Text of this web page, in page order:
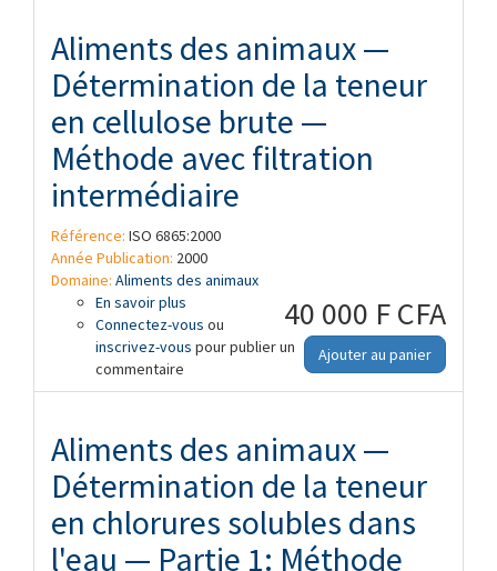
Aliments des animaux —
Détermination de la teneur
en cellulose brute —
Méthode avec filtration
intermédiaire
Référence: ISO 6865:2000
Année Publication: 2000
Domaine: Aliments des animaux
40 000 F CFA
Ajouter au panier
En savoir plus à propos de Aliments des animaux —
Détermination de la teneur en cellulose
brute — Méthode avec filtration
Connectez-vous ou
inscrivez-vous pour publier un
commentaire
Aliments des animaux —
Détermination de la teneur
en chlorures solubles dans
l'eau — Partie 1: Méthode